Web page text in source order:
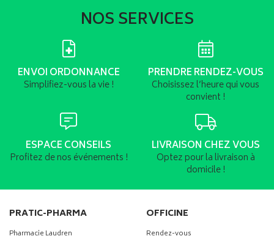
NOS SERVICES
ENVOI ORDONNANCE
Simplifiez-vous la vie !
PRENDRE RENDEZ-VOUS
Choisissez l’heure qui vous
convient !
ESPACE CONSEILS
Profitez de nos événements !
LIVRAISON CHEZ VOUS
Optez pour la livraison à
domicile !
PRATIC-PHARMA OFFICINE